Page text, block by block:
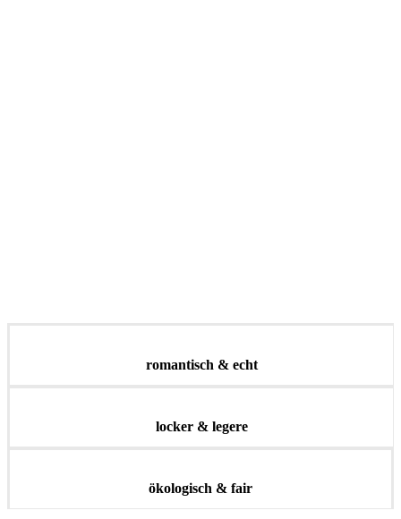
romantisch & echt
locker & legere
ökologisch & fair